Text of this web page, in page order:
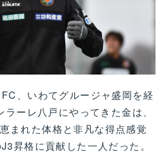
、いわてグルージャ盛岡を経
ーレ八戸にやってきた金は、
まれた体格と非凡な得点感覚
昇格に貢献した一人だった。